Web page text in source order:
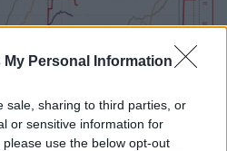
My Personal Information
sale, sharing to third parties, or
or sensitive information for
use the below opt-out